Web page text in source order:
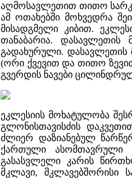
აღმოსავლეთით თითო
ამ ოთახებში მოხვედრა
მისადგმელი კიბით.
თანაბარია. დასავლეთის
გადახურული. დასავლეთის
(ორი ქვევით და თითო
გვერდის ნავები
ეკლესიის მოხატულობა
გლონისთავისძის
ძლიერ დაზიანებულ
ქართული ასომთავრული
გასასვლელი კარის
მკლავი, მკლავებშორისი